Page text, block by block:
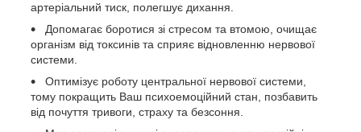
артеріальний тиск, полегшує дихання.
Допомагає боротися зі стресом та втомою, очищає
організм від токсинів та сприяє відновленню нервової
системи.
Оптимізує роботу центральної нервової системи,
тому покращить Ваш психоемоційний стан, позбавить
від почуття тривоги, страху та безсоння.